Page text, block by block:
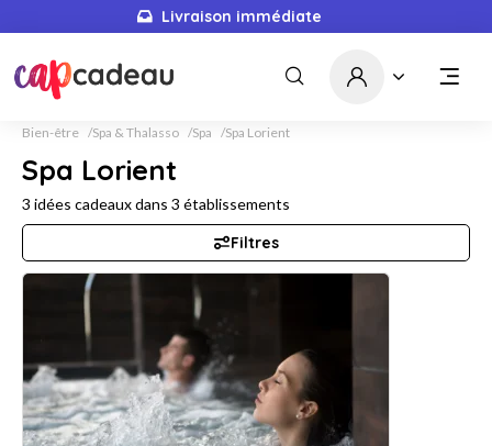
Livraison immédiate
Bien-être Spa & Thalasso Spa Spa Lorient
Spa Lorient
3 idées cadeaux dans 3 établissements
Filtres